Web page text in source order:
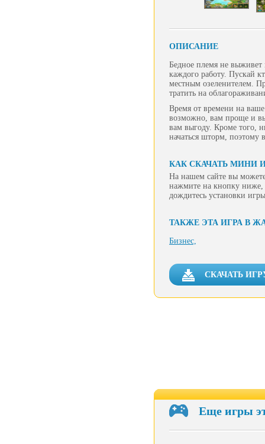
ОПИСАНИЕ
Бедное племя не
каждого работу. Пускай
местным озеленителем.
тратить на
Время от времени на ваше
возможно, вам проще и
вам выгоду. Кроме того,
начаться шторм, поэтому
КАК СКАЧАТЬ МИНИ
На нашем сайте вы
нажмите на кнопку ниже,
дождитесь установки
ТАКЖЕ ЭТА ИГРА В
Бизнес,
СКАЧАТЬ
Еще игры